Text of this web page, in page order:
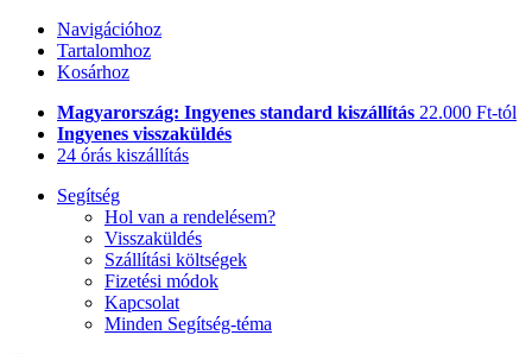
Navigációhoz
Tartalomhoz
Kosárhoz
Magyarország: Ingyenes standard kiszállítás 22.000 Ft-tól
Ingyenes visszaküldés
24 órás kiszállítás
Segítség
Hol van a rendelésem?
Visszaküldés
Szállítási költségek
Fizetési módok
Kapcsolat
Minden Segítség-téma